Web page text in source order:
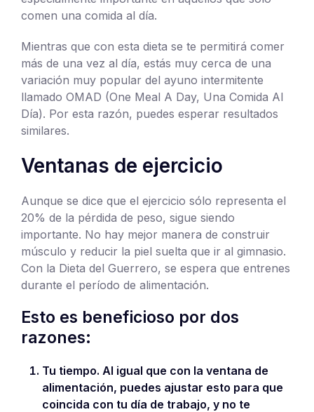
comen una comida al día.
Mientras que con esta dieta se te permitirá comer
más de una vez al día, estás muy cerca de una
variación muy popular del ayuno intermitente
llamado OMAD (One Meal A Day, Una Comida Al
Día). Por esta razón, puedes esperar resultados
similares.
Ventanas de ejercicio
Aunque se dice que el ejercicio sólo representa el
20% de la pérdida de peso, sigue siendo
importante. No hay mejor manera de construir
músculo y reducir la piel suelta que ir al gimnasio.
Con la Dieta del Guerrero, se espera que entrenes
durante el período de alimentación.
Esto es beneficioso por dos
razones:
Tu tiempo. Al igual que con la ventana de
alimentación, puedes ajustar esto para que
coincida con tu día de trabajo, y no te